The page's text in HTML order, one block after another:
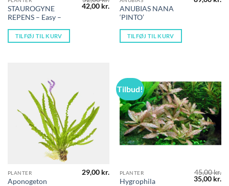
STAUROGYNE
REPENS – Easy –
Den
oprindelige
42,00 kr. Den
aktuelle
pris
42,00 kr..
TILFØJ TIL KURV
ANUBIAS NANA
‘PINTO’
TILFØJ TIL KURV
PLANTER
Aponogeton
29,00 kr.
Tilbud!
PLANTER
Hygrophila
45,00kr.
Den
35,00 kr.